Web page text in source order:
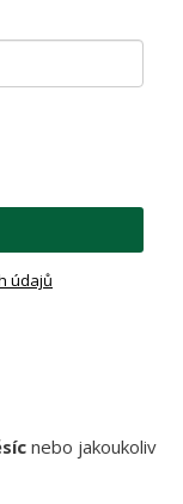
údajů
nebo jakoukoliv